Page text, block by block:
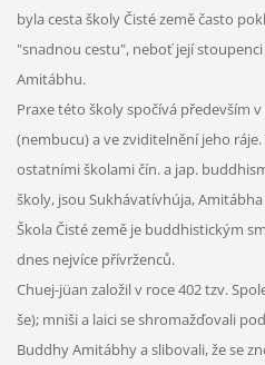
byla cesta školy Čisté země často
"snadnou cestu", neboť její
Amitábhu.
Praxe této školy spočívá především
(nembucu) a ve zviditelnění jeho
ostatními školami čín. a jap.
školy, jsou Sukhávatívhúja,
Škola Čisté země je buddhistickým
dnes nejvíce přívrženců.
Chuej-jüan založil v roce 402 tzv.
še); mniši a laici se shromažďovali
Buddhy Amitábhy a slibovali, že se